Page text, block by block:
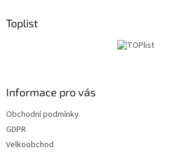
Toplist
Informace pro vás
Obchodní podmínky
GDPR
Velkoobchod